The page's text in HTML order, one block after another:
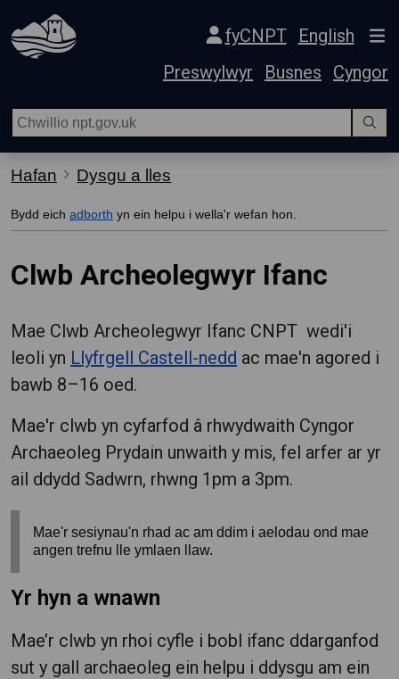
Hepgor gwe-lywio
fyCNPT
English
Preswylwyr
Busnes Cyngor
Hafan Dysgu a lles
Bydd eich adborth yn ein helpu i wella'r wefan hon.
Clwb Archeolegwyr Ifanc
Mae Clwb Archeolegwyr Ifanc CNPT wedi'i
leoli yn Llyfrgell Castell-nedd ac mae'n agored i
bawb 8–16 oed.
Mae'r clwb yn cyfarfod â rhwydwaith Cyngor
Archaeoleg Prydain unwaith y mis, fel arfer ar yr
ail ddydd Sadwrn, rhwng 1pm a 3pm.
Mae'r sesiynau'n rhad ac am ddim i aelodau ond mae
angen trefnu lle ymlaen llaw.
Yr hyn a wnawn
Mae’r clwb yn rhoi cyfle i bobl ifanc ddarganfod
sut y gall archaeoleg ein helpu i ddysgu am ein